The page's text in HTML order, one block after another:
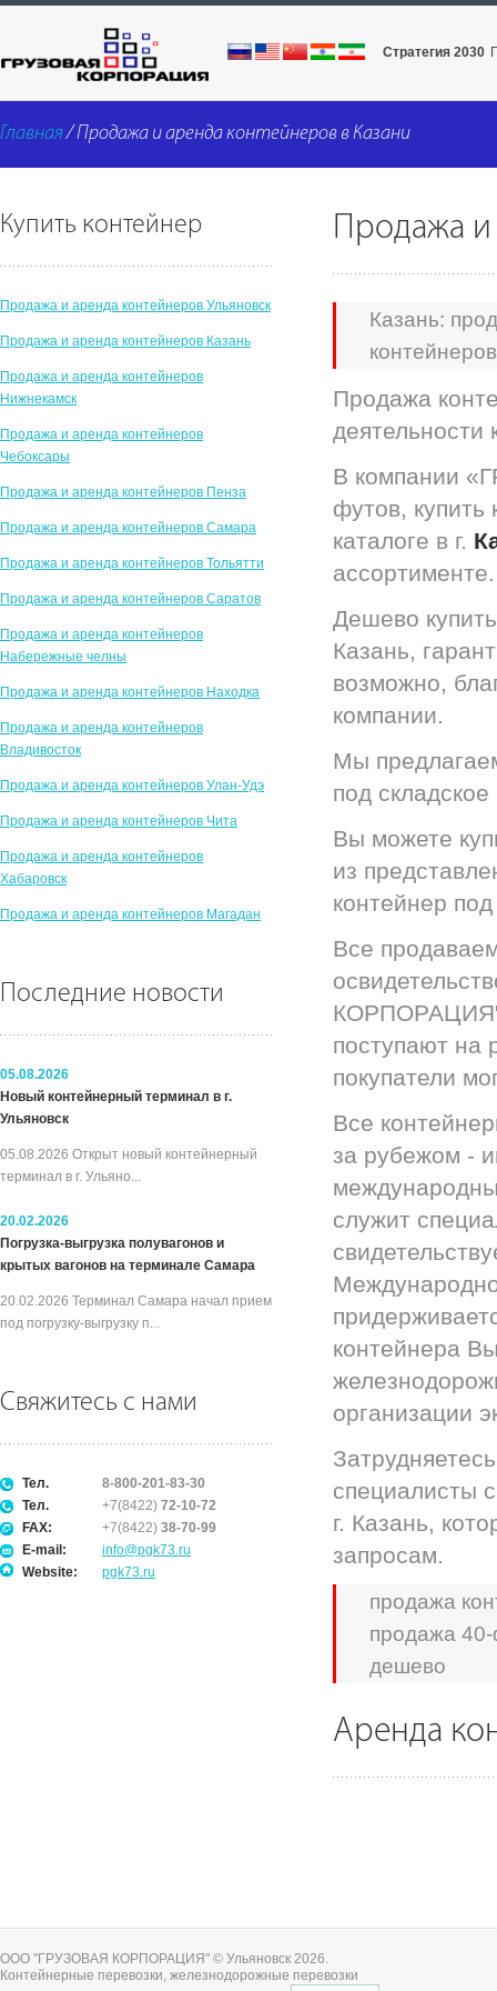
Стратегия 2030
Главная/ Продажа и аренда контейнеров в Казани
Продажа и
Казань:
контейнеров
Продажа
деятельности
В компании
футов,
каталоге в г.
ассортименте.
Дешево
Казань,
возможно,
компании.
Мы
под
Вы можете
из
контейнер под
Все
КОРПОРАЦИЯ",
поступают на
покупатели
Все
за рубежом -
служит
контейнера
организации
специалисты
г. Казань,
запросам.
продажа
продажа 40-
дешево
Аренда
Купить контейнер
Продажа и аренда контейнеров Ульяновск
Продажа и аренда контейнеров Казань
Продажа и аренда контейнеров
Нижнекамск
Продажа и аренда контейнеров
Чебоксары
Продажа и аренда контейнеров Пенза
Продажа и аренда контейнеров Самара
Продажа и аренда контейнеров Тольятти
Продажа и аренда контейнеров Саратов
Продажа и аренда контейнеров
Набережные челны
Продажа и аренда контейнеров Находка
Продажа и аренда контейнеров
Владивосток
Продажа и аренда контейнеров Улан-Удэ
Продажа и аренда контейнеров Чита
Продажа и аренда контейнеров
Хабаровск
Продажа и аренда контейнеров Магадан
Последние новости
05.08.2026
Новый контейнерный терминал в г.
Ульяновск
05.08.2026 Открыт новый контейнерный
терминал в г. Ульяно...
20.02.2026
Погрузка-выгрузка полувагонов и
крытых вагонов на терминале Самара
20.02.2026 Терминал Самара начал прием
под погрузку-выгрузку п...
Свяжитесь с нами
Тел.
8-800-201-83-30
Тел.
+7(8422) 72-10-72
FAX:
+7(8422) 38-70-99
E-mail:
info@pgk73.ru
Website:
pgk73.ru
ООО "ГРУЗОВАЯ КОРПОРАЦИЯ" © Ульяновск 2026.
Контейнерные перевозки, железнодорожные перевозки